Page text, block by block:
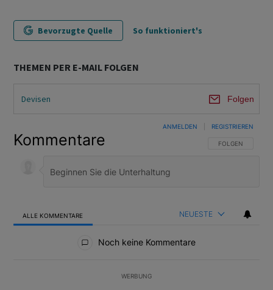
Bevorzugte Quelle So funktioniert's
THEMEN PER E-MAIL FOLGEN
Devisen Folgen
Kommentare FOLGE DIESER
FOLGEN
ANMELDEN REGISTRIEREN
ALLE KOMMENTARE NEUESTE
Noch keine Kommentare
WERBUNG